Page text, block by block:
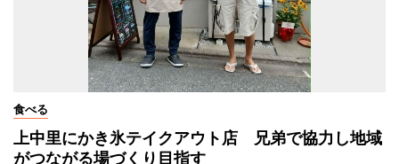
食べる
上中里にかき氷テイクアウト店 兄弟で協力し地域
がつながる場づくり目指す